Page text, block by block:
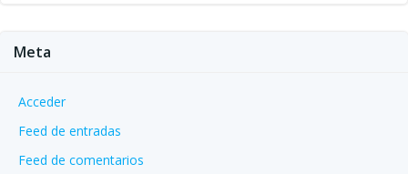
Meta
Acceder
Feed de entradas
Feed de comentarios